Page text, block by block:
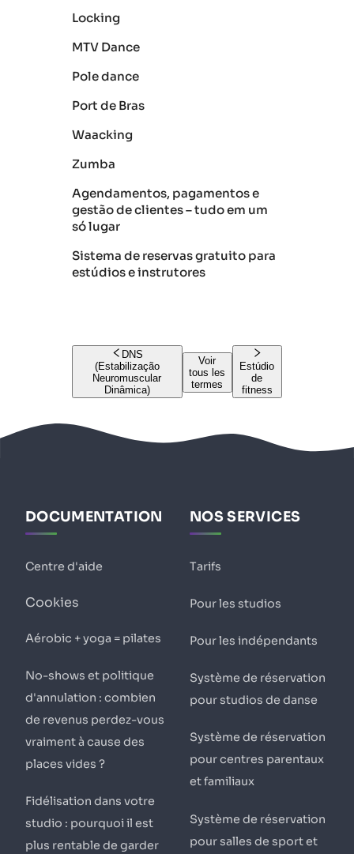
Locking
MTV Dance
Pole dance
Port de Bras
Waacking
Zumba
Agendamentos, pagamentos e
gestão de clientes – tudo em um
só lugar
Sistema de reservas gratuito para
estúdios e instrutores
DNS
(Estabilização
Neuromuscular
Dinâmica)
Voir
tous les
termes
Estúdio
de
fitness
DOCUMENTATION
Centre d'aide
Cookies
Aérobic + yoga = pilates
No-shows et politique
d'annulation : combien
de revenus perdez-vous
vraiment à cause des
places vides ?
Fidélisation dans votre
studio : pourquoi il est
plus rentable de garder
NOS SERVICES
Tarifs
Pour les studios
Pour les indépendants
Système de réservation
pour studios de danse
Système de réservation
pour centres parentaux
et familiaux
Système de réservation
pour salles de sport et